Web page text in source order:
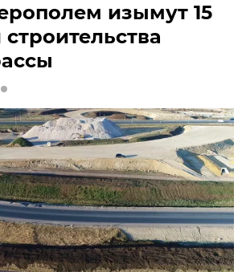
изымут 15